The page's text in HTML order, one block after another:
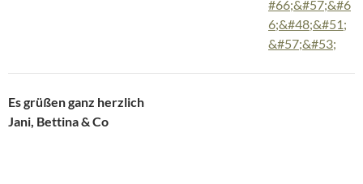
Es grüßen ganz herzlich
Jani, Bettina & Co